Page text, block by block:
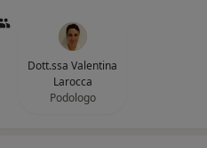
Dott.ssa Valentina
Larocca
Podologo